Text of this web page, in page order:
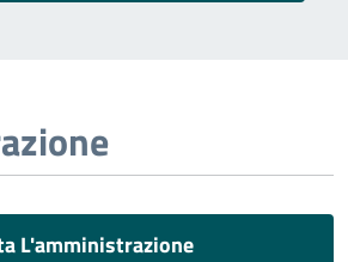
L'amministrazione